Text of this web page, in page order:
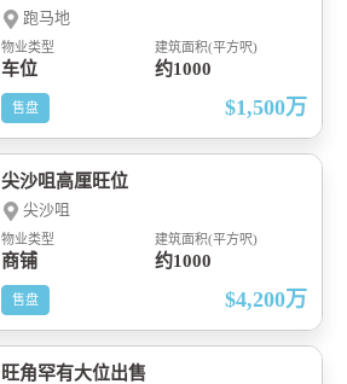
跑马地
物业类型
车位
建筑面积(平方呎)
约1000
售盘 $1,500万
尖沙咀高厘旺位
尖沙咀
物业类型
商铺
建筑面积(平方呎)
约1000
售盘 $4,200万
旺角罕有大位出售